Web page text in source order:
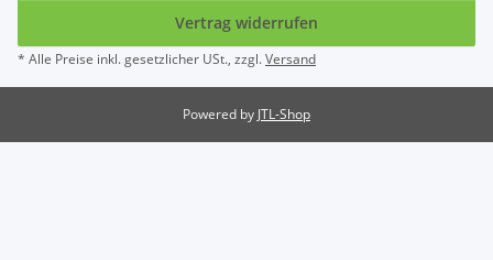
Vertrag widerrufen
* Alle Preise inkl. gesetzlicher USt., zzgl.Versand
Powered by JTL-Shop